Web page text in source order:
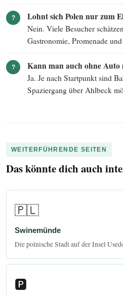
? Lohnt sich Polen nur zum
Nein. Viele Besucher
Gastronomie, Promenade
? Kann man auch ohne Auto
Ja. Je nach Startpunkt sind
Spaziergang über Ahlbeck
WEITERFÜHRENDE SEITEN
Das könnte dich auch
🇵🇱
Swinemünde
Die polnische Stadt auf der Insel
🅿️